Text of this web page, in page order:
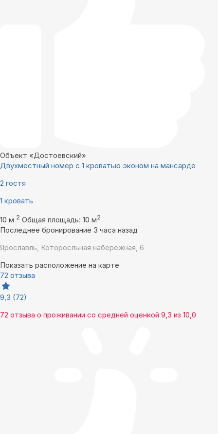
Объект «Достоевский»
Двухместный номер с 1 кроватью эконом на мансарде
2 гостя
1 кровать
10 м 2 Общая площадь: 10 м2
Последнее бронирование 3 часа назад
Ярославль, Которосльная набережная, 6
Показать расположение на карте
72 отзыва
9,3 (72)
72 отзыва о проживании со средней оценкой 9,3 из 10,0